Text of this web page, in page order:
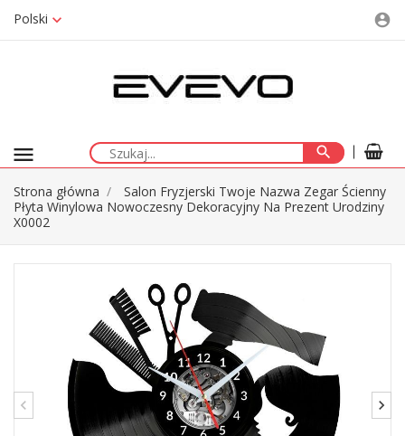
Polski account_circle
menu search
Strona główna
Salon Fryzjerski Twoje Nazwa Zegar Ścienny
Płyta Winylowa Nowoczesny Dekoracyjny Na Prezent Urodziny
X0002